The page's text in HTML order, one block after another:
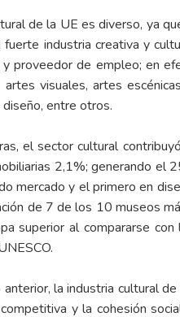
de la UE es diverso, ya
fuerte industria creativa y
y proveedor de empleo; en
visuales, artes
entre otros.
el sector cultural
2,1%; generando el
mercado y el primero en
de 7 de los 10 museos
superior al compararse
anterior, la industria cultural
y la cohesión